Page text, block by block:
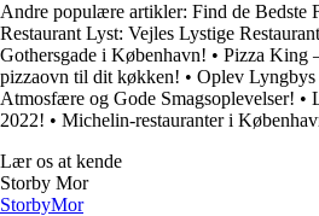
Andre populære artikler: Find de Bedste
Restaurant Lyst: Vejles Lystige
Gothersgade i København! • Pizza King
pizzaovn til dit køkken! • Oplev Lyngbys
Atmosfære og Gode Smagsoplevelser! •
2022! • Michelin-restauranter i
Lær os at kende
Storby Mor
StorbyMor